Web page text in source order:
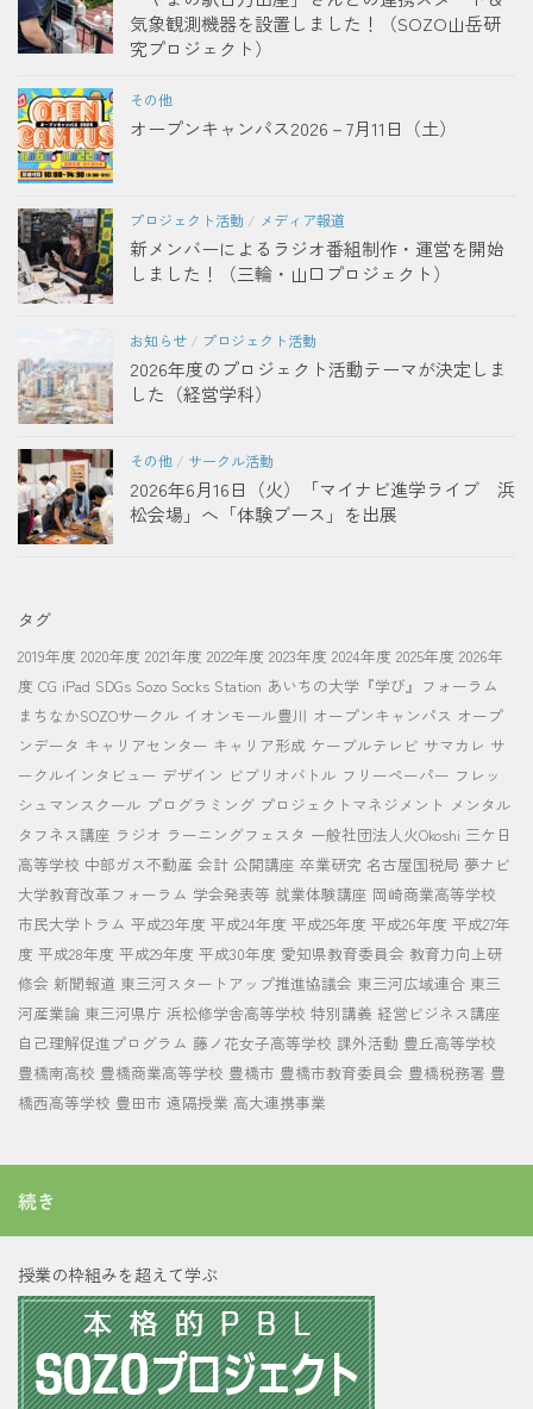
気象観測機器を設置しました！（SOZO山岳研
究プロジェクト）
その他
オープンキャンパス2026－7月11日（土）
プロジェクト活動 / メディア報道
新メンバーによるラジオ番組制作・運営を開始
しました！（三輪・山口プロジェクト）
お知らせ / プロジェクト活動
2026年度のプロジェクト活動テーマが決定しま
した（経営学科）
その他 / サークル活動
2026年6月16日（火）「マイナビ進学ライブ 浜
松会場」へ「体験ブース」を出展
タグ
2019年度 2020年度 2021年度 2022年度 2023年度 2024年度 2025年度 2026年
度 CG iPad SDGs Sozo Socks Station あいちの大学『学び』フォーラム
まちなかSOZOサークル イオンモール豊川 オープンキャンパス オープ
ンデータ キャリアセンター キャリア形成 ケーブルテレビ サマカレ サ
ークルインタビュー デザイン ビブリオバトル フリーペーパー フレッ
シュマンスクール プログラミング プロジェクトマネジメント メンタル
タフネス講座 ラジオ ラーニングフェスタ 一般社団法人火Okoshi 三ケ日
高等学校 中部ガス不動産 会計 公開講座 卒業研究 名古屋国税局 夢ナビ
大学教育改革フォーラム 学会発表等 就業体験講座 岡崎商業高等学校
市民大学トラム 平成23年度 平成24年度 平成25年度 平成26年度 平成27年
度 平成28年度 平成29年度 平成30年度 愛知県教育委員会 教育力向上研
修会 新聞報道 東三河スタートアップ推進協議会 東三河広域連合 東三
河産業論 東三河県庁 浜松修学舎高等学校 特別講義 経営ビジネス講座
自己理解促進プログラム 藤ノ花女子高等学校 課外活動 豊丘高等学校
豊橋南高校 豊橋商業高等学校 豊橋市 豊橋市教育委員会 豊橋税務署 豊
橋西高等学校 豊田市 遠隔授業 高大連携事業
続き
授業の枠組みを超えて学ぶ